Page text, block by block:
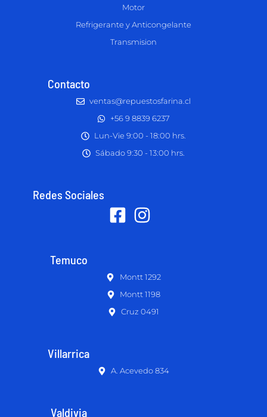
Motor
Refrigerante y Anticongelante
Transmision
Contacto
ventas@repuestosfarina.cl
+56 9 8839 6237
Lun-Vie 9:00 - 18:00 hrs.
Sábado 9:30 - 13:00 hrs.
Redes Sociales
Temuco
Montt 1292
Montt 1198
Cruz 0491
Villarrica
A. Acevedo 834
Valdivia